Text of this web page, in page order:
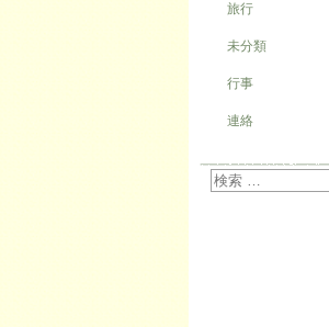
旅行
未分類
行事
連絡